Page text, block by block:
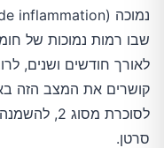
שבו רמות נמוכות של
לאורך חודשים ושנים,
קושרים את המצב הזה
לסוכרת
סרטן.